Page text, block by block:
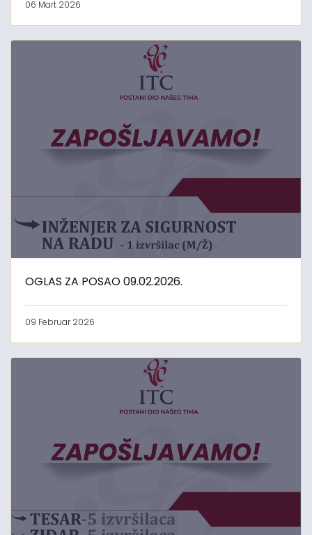
06 Mart 2026
OGLAS ZA POSAO 09.02.2026.
09 Februar 2026